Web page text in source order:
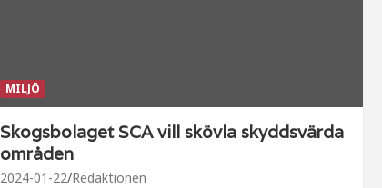
MILJÖ
Skogsbolaget SCA vill skövla skyddsvärda
områden
2024-01-22 Redaktionen